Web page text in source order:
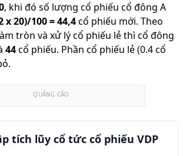
, khi đó số lượng cổ phiếu cổ đông A
x20)/100=44,4cổ phiếu mới. Theo
tròn và xử lý cổ phiếu lẻ thì cổ đông
44cổ phiếu. Phần cổ phiếu lẻ (0.4 cổ
QUẢNG CÁO
tích lũy cổ tức cổ phiếu VDP